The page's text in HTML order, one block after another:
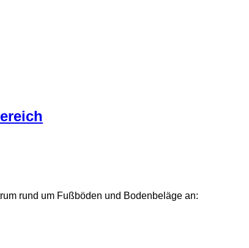
rund um Fußböden und Bodenbeläge an: